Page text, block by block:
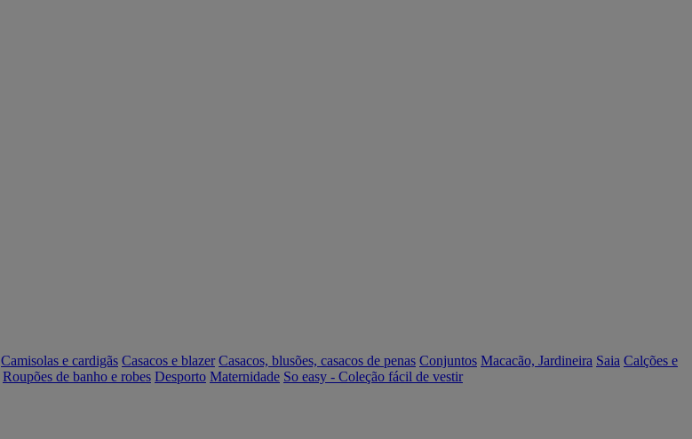
Camisolas e cardigãs Casacos e blazer Casacos, blusões, casacos de penas Conjuntos Macacão, Jardineira Saia Calções e
Roupões de banho e robes Desporto Maternidade So easy - Coleção fácil de vestir